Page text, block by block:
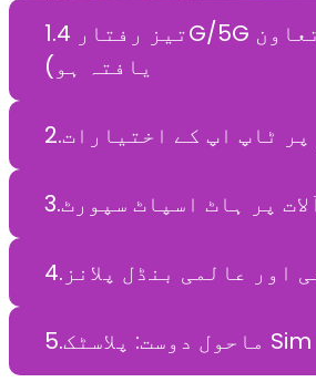
1.تیز رفتار 4G/5G ڈیٹا (جہاں تعاون
یافتہ ہو)
2.پر ٹاپ اپ کے اختیارات
3.پر ہاٹ اسپاٹ سپورٹ
4. اور عالمی بنڈل پلانز
5.